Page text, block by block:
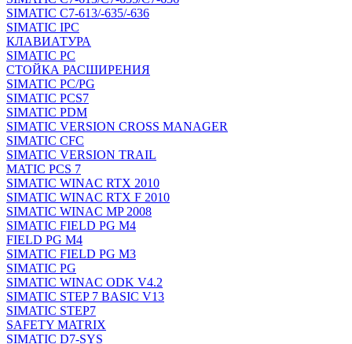
SIMATIC C7-613/-635/-636
SIMATIC IPC
КЛАВИАТУРА
SIMATIC PC
СТОЙКА РАСШИРЕНИЯ
SIMATIC PC/PG
SIMATIC PCS7
SIMATIC PDM
SIMATIC VERSION CROSS MANAGER
SIMATIC CFC
SIMATIC VERSION TRAIL
MATIC PCS 7
SIMATIC WINAC RTX 2010
SIMATIC WINAC RTX F 2010
SIMATIC WINAC MP 2008
SIMATIC FIELD PG M4
FIELD PG M4
SIMATIC FIELD PG M3
SIMATIC PG
SIMATIC WINAC ODK V4.2
SIMATIC STEP 7 BASIC V13
SIMATIC STEP7
SAFETY MATRIX
SIMATIC D7-SYS